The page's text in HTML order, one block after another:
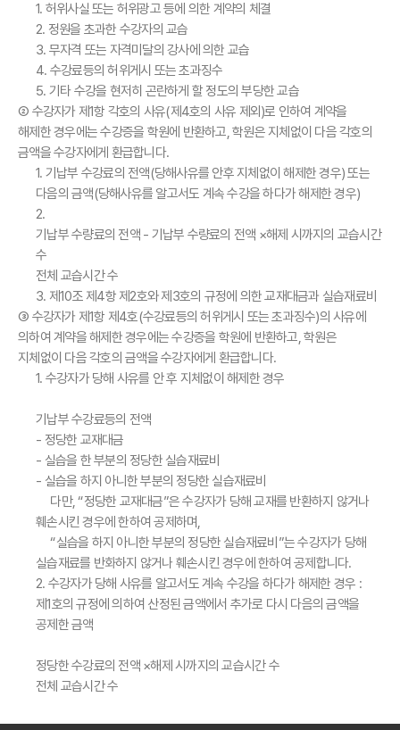
1. 허위사실 또는 허위광고 등에 의한 계약의 체결
2. 정원을 초과한 수강자의 교습
3. 무자격 또는 자격미달의 강사에 의한 교습
4. 수강료등의 허위게시 또는 초과징수
5. 기타 수강을 현저히 곤란하게 할 정도의 부당한 교습
② 수강자가 제1항 각호의 사유(제4호의 사유 제외)로 인하여 계약을
해제한 경우에는 수강증을 학원에 반환하고, 학원은 지체없이 다음 각호의
금액을 수강자에게 환급합니다.
1. 기납부 수강료의 전액(당해사유를 안후 지체없이 해제한 경우) 또는
다음의 금액(당해사유를 알고서도 계속 수강을 하다가 해제한 경우)
2.
기납부 수량료의 전액 - 기납부 수량료의 전액 ×해제 시까지의 교습시간
수
전체 교습시간 수
3. 제10조 제4항 제2호와 제3호의 규정에 의한 교재대금과 실습재료비
③ 수강자가 제1항 제4호(수강료등의 허위게시 또는 초과징수)의 사유에
의하여 계약을 해제한 경우에는 수강증을 학원에 반환하고, 학원은
지체없이 다음 각호의 금액을 수강자에게 환급합니다.
1. 수강자가 당해 사유를 안 후 지체없이 해제한 경우
기납부 수강료등의 전액
- 정당한 교재대금
- 실습을 한 부분의 정당한 실습재료비
- 실습을 하지 아니한 부분의 정당한 실습재료비
다만, “정당한 교재대금”은 수강자가 당해 교재를 반환하지 않거나
훼손시킨 경우에 한하여 공제하며,
“실습을 하지 아니한 부분의 정당한 실습재료비”는 수강자가 당해
실습재료를 반화하지 않거나 훼손시킨 경우에 한하여 공제합니다.
2. 수강자가 당해 사유를 알고서도 계속 수강을 하다가 해제한 경우 :
제1호의 규정에 의하여 산정된 금액에서 추가로 다시 다음의 금액을
공제한 금액
정당한 수강료의 전액 ×해제 시까지의 교습시간 수
전체 교습시간 수